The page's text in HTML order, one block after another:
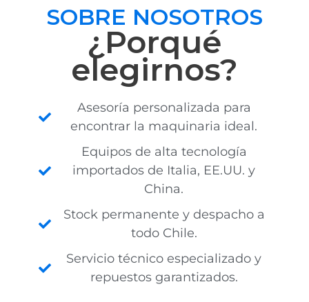
SOBRE NOSOTROS
¿Porqué
elegirnos?
Asesoría personalizada para
encontrar la maquinaria ideal.
Equipos de alta tecnología
importados de Italia, EE.UU. y
China.
Stock permanente y despacho a
todo Chile.
Servicio técnico especializado y
repuestos garantizados.